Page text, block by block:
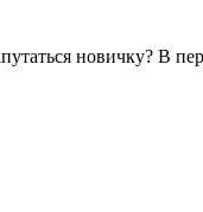
новичку? В